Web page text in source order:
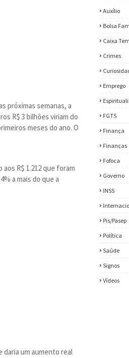
próximas semanas, a
R$ 3 bilhões viriam do
meses do ano. O
R$ 1.212 que foram
a mais do que a
daria um aumento real
Auxílio
Bolsa
Caixa Tem
Crimes
Emprego
FGTS
Finança
Finanças
Fofoca
Governo
INSS
Pis/Pasep
Política
Saúde
Signos
Vídeos